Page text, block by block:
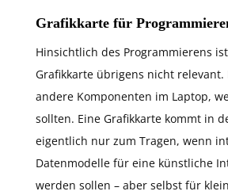
Grafikkarte für
Hinsichtlich des Programmierens
Grafikkarte übrigens nicht relevant.
andere Komponenten im Laptop,
sollten. Eine Grafikkarte kommt in
eigentlich nur zum Tragen, wenn
Datenmodelle für eine künstliche
werden sollen – aber selbst für